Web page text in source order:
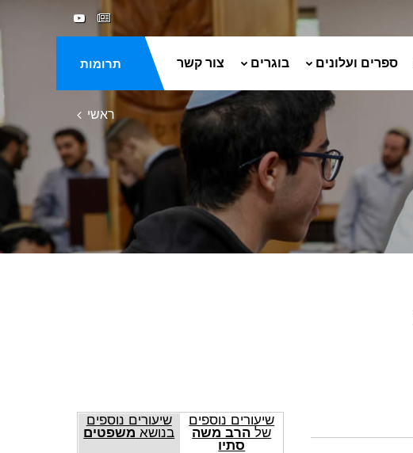
תרומות ספרים ועלונים בוגרים צור קשר
ראשי
שיעורים נוספים
של הרב משה
סתיו
שיעורים נוספים
בנושא משפטים